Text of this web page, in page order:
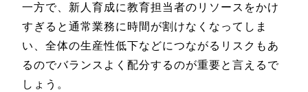
一方で、新人育成に教育担当者のリソースをかけ
すぎると通常業務に時間が割けなくなってしま
い、全体の生産性低下などにつながるリスクもあ
るのでバランスよく配分するのが重要と言えるで
しょう。